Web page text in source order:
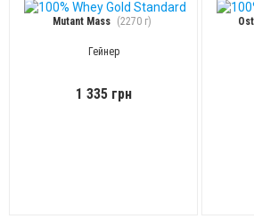
Mutant Mass (2270 г)
Гейнер
1 335 грн